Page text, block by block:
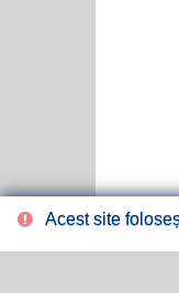
Acest site